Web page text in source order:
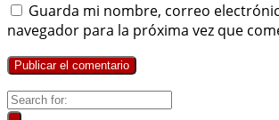
Guarda mi nombre, correo
navegador para la próxima vez que